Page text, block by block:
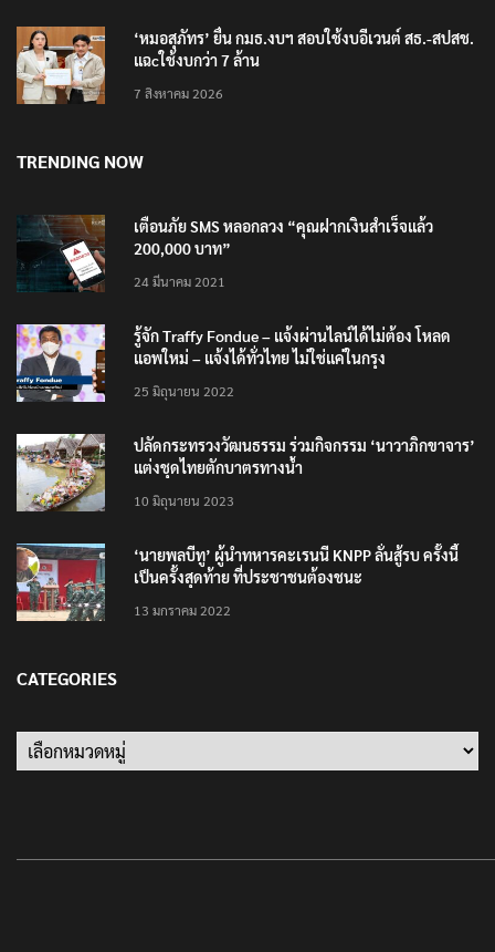
‘หมอสุภัทร’ ยื่น กมธ.งบฯ สอบใช้งบอีเวนต์ สธ.-สปสช.
แฉcใช้งบกว่า 7 ล้าน
7 สิงหาคม 2026
TRENDING NOW
เตือนภัย SMS หลอกลวง “คุณฝากเงินสำเร็จแล้ว
200,000 บาท”
24 มีนาคม 2021
รู้จัก Traffy Fondue – แจ้งผ่านไลน์ได้ไม่ต้อง โหลด
แอพใหม่ – แจ้งได้ทั่วไทย ไม่ใช่แค่ในกรุง
25 มิถุนายน 2022
ปลัดกระทรวงวัฒนธรรม ร่วมกิจกรรม ‘นาวาภิกขาจาร’
แต่งชุดไทยตักบาตรทางน้ำ
10 มิถุนายน 2023
‘นายพลบีทู’ ผู้นำทหารคะเรนนี KNPP ลั่นสู้รบ ครั้งนี้
เป็นครั้งสุดท้าย ที่ประชาชนต้องชนะ
13 มกราคม 2022
CATEGORIES
Categories